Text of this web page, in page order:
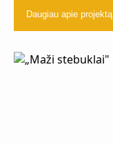
Daugiau apie projektą